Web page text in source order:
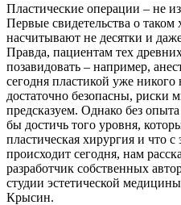
Пластические операции – не
Первые свидетельства о
насчитывают не десятки и
Правда, пациентам тех
позавидовать – например,
сегодня пластикой уже
достаточно безопасны, риски
предсказуем. Однако без
бы достичь того уровня,
пластическая хирургия и что
происходит сегодня, нам
разработчик собственных
студии эстетической
Крысин.